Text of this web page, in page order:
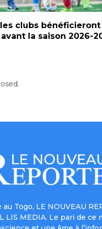
clubs
la saison 2026-
Togo, LE NOUVEAU
LIS MEDIA. Le pari de ce